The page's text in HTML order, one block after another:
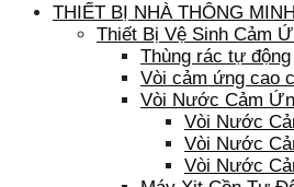
THIẾT BỊ NHÀ THÔNG MINH
Thiết Bị Vệ Sinh Cảm
Thùng rác tự động
Vòi cảm ứng cao
Vòi Nước Cảm
Vòi Nước
Vòi Nước
Vòi Nước